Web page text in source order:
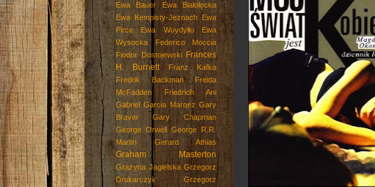
Ewa Bauer
Ewa Białołęcka
Ewa Kempisty-Jeznach
Ewa
Pirce
Ewa Woydyłło
Ewa
Wysocka
Federico Moccia
Fiodor Dostojewski
Frances
H. Burnett
Franz Kafka
Fredrik Backman
Freida
McFadden
Friedrich Ani
Gabriel Garcia Marqez Gary
Braver
Gary Chapman
George Orwell
George R.R.
Martin
Gerard Athias
Graham Masterton
Grażyna Jagielska Grzegorz
Drukarczyk
Grzegorz